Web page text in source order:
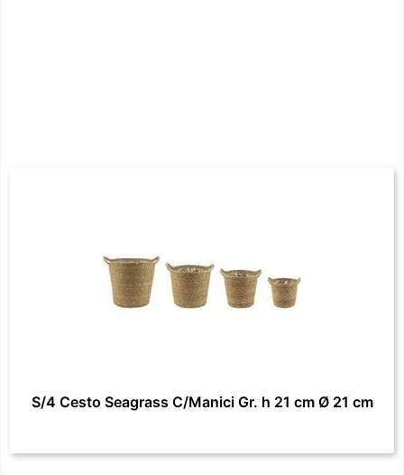
S/4 Cesto Seagrass C/Manici Gr. h 21 cm Ø 21 cm